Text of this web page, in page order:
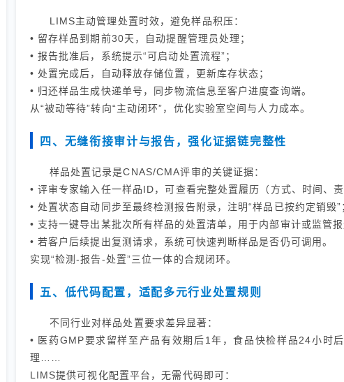
LIMS主动管理处置时效，避免样品积压：
• 留存样品到期前30天，自动提醒管理员处理；
• 报告批准后，系统提示“可启动处置流程”；
• 处置完成后，自动释放存储位置，更新库存状态；
• 归还样品生成快递单号，同步物流信息至客户进度查询端。
从“被动等待”转向“主动闭环”，优化实验室空间与人力成本。
四、无缝衔接审计与报告，强化证据链完整性
样品处置记录是CNAS/CMA评审的关键证据：
• 评审专家输入任一样品ID，可查看完整处置履历（方式、时间、
• 处置状态自动同步至最终检测报告附录，注明“样品已按约定销毁”
• 支持一键导出某批次所有样品的处置清单，用于内部审计或监管报
• 若客户后续提出复测请求，系统可快速判断样品是否仍可调用。
实现“检测-报告-处置”三位一体的合规闭环。
五、低代码配置，适配多元行业处置规则
不同行业对样品处置要求差异显著：
• 医药GMP要求留样至产品有效期后1年，食品快检样品24小时
理……
LIMS提供可视化配置平台，无需代码即可：